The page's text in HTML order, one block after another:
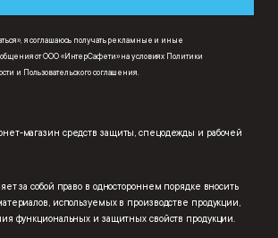
я соглашаюсь получать рекламные и иные
от ООО «ИнтерСафети» на условиях Политики
и Пользовательского соглашения.
магазин средств защиты, спецодежды и рабочей
за собой право в одностороннем порядке вносить
используемых в производстве продукции,
функциональных и защитных свойств продукции.